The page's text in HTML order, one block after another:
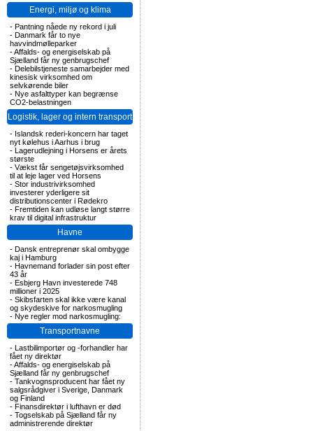
Energi, miljø og klima
- Pantning nåede ny rekord i juli
- Danmark får to nye
havvindmølleparker
-Affalds- og energiselskab på
Sjælland får ny genbrugschef
- Delebilstjeneste samarbejder med
kinesisk virksomhed om
selvkørende biler
- Nye asfalttyper kan begrænse
CO2-belastningen
Logistik, lager og intern transport
- Islandsk rederi-koncern har taget
nyt kølehus i Aarhus i brug
- Lagerudlejning i Horsens er årets
største
- Vækst får sengetøjsvirksomhed
til at leje lager ved Horsens
- Stor industrivirksomhed
investerer yderligere sit
distributionscenter i Rødekro
- Fremtiden kan udløse langt større
krav til digital infrastruktur
Havne
- Dansk entreprenør skal ombygge
kaj i Hamburg
- Havnemand forlader sin post efter
43 år
- Esbjerg Havn investerede 748
millioner i 2025
- Skibsfarten skal ikke være kanal
og skydeskive for narkosmugling
- Nye regler mod narkosmugling:
Transportnavne
- Lastbilimportør og -forhandler har
fået ny direktør
-Affalds- og energiselskab på
Sjælland får ny genbrugschef
- Tankvognsproducent har fået ny
salgsrådgiver i Sverige, Danmark
og Finland
- Finansdirektør i lufthavn er død
- Togselskab på Sjælland får ny
administrerende direktør